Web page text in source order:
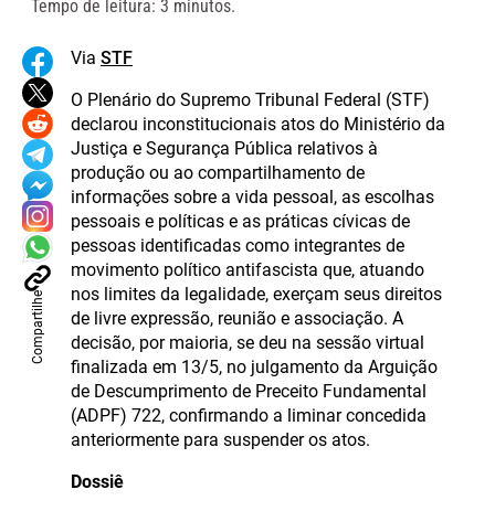
Tempo de leitura: 3 minutos.
Compartilhe
Via STF
O Plenário do Supremo Tribunal Federal (STF)
declarou inconstitucionais atos do Ministério da
Justiça e Segurança Pública relativos à
produção ou ao compartilhamento de
informações sobre a vida pessoal, as escolhas
pessoais e políticas e as práticas cívicas de
pessoas identificadas como integrantes de
movimento político antifascista que, atuando
nos limites da legalidade, exerçam seus direitos
de livre expressão, reunião e associação. A
decisão, por maioria, se deu na sessão virtual
finalizada em 13/5, no julgamento da Arguição
de Descumprimento de Preceito Fundamental
(ADPF) 722, confirmando a liminar concedida
anteriormente para suspender os atos.
Dossiê